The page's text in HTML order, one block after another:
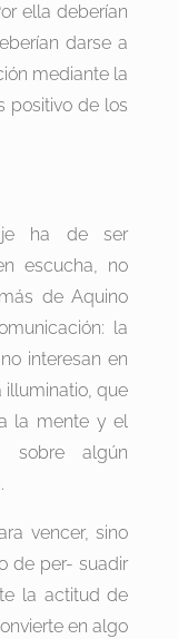
ella deberían
darse a
mediante la
positivo de los
ha de ser
escucha, no
de Aquino
la
interesan en
illuminatio, que
la mente y el
sobre algún
vencer, sino
de per- suadir
la actitud de
en algo